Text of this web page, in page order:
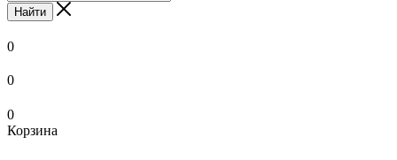
Найти
0
0
0
Корзина